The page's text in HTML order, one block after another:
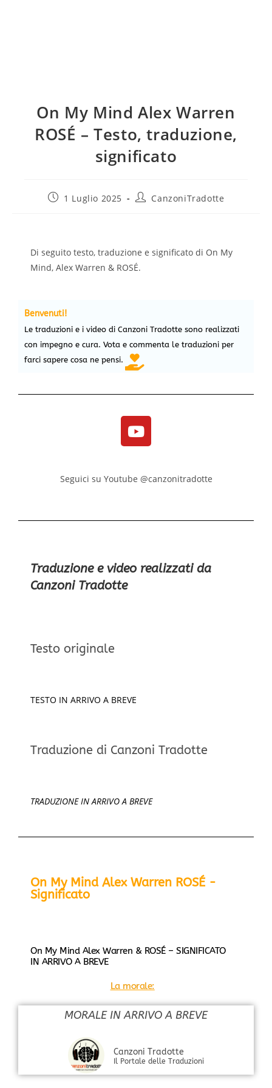
On My Mind Alex Warren
ROSÉ – Testo, traduzione,
significato
1 Luglio 2025 CanzoniTradotte
Di seguito testo, traduzione e significato di On My
Mind, Alex Warren & ROSÉ.
Benvenuti!
Le traduzioni e i video di Canzoni Tradotte sono realizzati
con impegno e cura. Vota e commenta le traduzioni per
farci sapere cosa ne pensi.
Seguici su Youtube @canzonitradotte
Traduzione e video realizzati da
Canzoni Tradotte
Testo originale
TESTO IN ARRIVO A BREVE
Traduzione di Canzoni Tradotte
TRADUZIONE IN ARRIVO A BREVE
On My Mind Alex Warren ROSÉ -
Significato
On My Mind Alex Warren & ROSÉ – SIGNIFICATO
IN ARRIVO A BREVE
La morale:
MORALE IN ARRIVO A BREVE
Canzoni Tradotte
Il Portale delle Traduzioni